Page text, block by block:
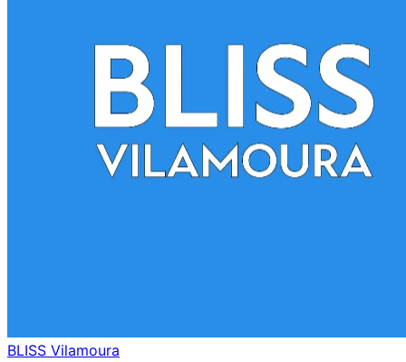
BLISS Vilamoura